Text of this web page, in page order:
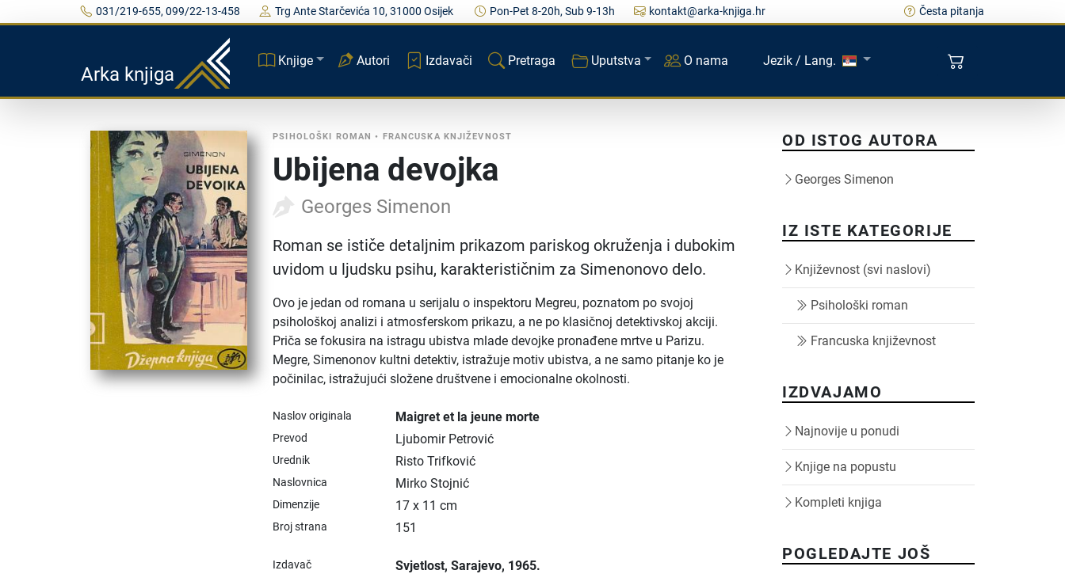
031/219-655, 099/22-13-458 Trg Ante Starčevića 10, 31000 Osijek Pon-Pet 8-20h, Sub 9-13h kontakt@arka-knjiga.hr Česta pitanja
Arka knjiga
Knjige Autori Izdavači Pretraga Uputstva O nama Jezik / Lang.
PSIHOLOŠKI ROMAN • FRANCUSKA KNJIŽEVNOST
Ubijena devojka
Georges Simenon
Roman se ističe detaljnim prikazom pariskog okruženja i dubokim
uvidom u ljudsku psihu, karakterističnim za Simenonovo delo.
Ovo je jedan od romana u serijalu o inspektoru Megreu, poznatom po svojoj
psihološkoj analizi i atmosferskom prikazu, a ne po klasičnoj detektivskoj akciji.
Priča se fokusira na istragu ubistva mlade devojke pronađene mrtve u Parizu.
Megre, Simenonov kultni detektiv, istražuje motiv ubistva, a ne samo pitanje ko je
počinilac, istražujući složene društvene i emocionalne okolnosti.
Naslov originala Maigret et la jeune morte
Prevod Ljubomir Petrović
Urednik Risto Trifković
Naslovnica Mirko Stojnić
Dimenzije 17 x 11 cm
Broj strana 151
Izdavač Svjetlost, Sarajevo, 1965.
OD ISTOG AUTORA
Georges Simenon
IZ ISTE KATEGORIJE
Književnost (svi naslovi)
Psihološki roman
Francuska književnost
IZDVAJAMO
Najnovije u ponudi
Knjige na popustu
Kompleti knjiga
POGLEDAJTE JOŠ